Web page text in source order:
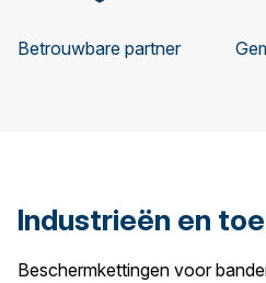
Betrouwbare partner
Industrieën en
Beschermkettingen voor